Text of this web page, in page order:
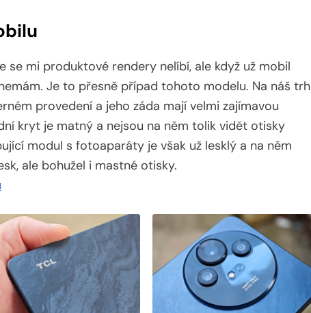
se mi produktové rendery nelíbí, ale když už mobil
Je to přesně případ tohoto modelu. Na náš trh
provedení a jeho záda mají velmi zajímavou
kryt je matný a nejsou na něm tolik vidět otisky
modul s fotoaparáty je však už lesklý a na něm
ale bohužel i mastné otisky.